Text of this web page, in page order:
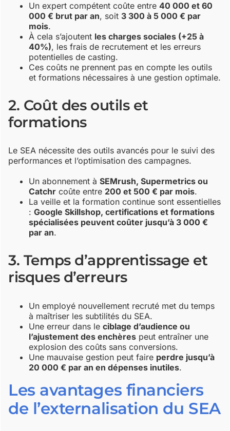
Un expert compétent coûte entre40 000 et 60
000 € brut par an, soit 3 300 à 5 000 € par
mois.
À cela s’ajoutent les charges sociales (+25 à
40%), les frais de recrutement et les erreurs
potentielles de casting.
Ces coûts ne prennent pas en compte les outils
et formations nécessaires à une gestion optimale.
2. Coût des outils et
formations
Le SEA nécessite des outils avancés pour le suivi des
performances et l’optimisation des campagnes.
Un abonnement àSEMrush, Supermetrics ou
Catchr coûte entre 200 et 500 € par mois.
La veille et la formation continue sont essentielles
:Google Skillshop, certifications et formations
spécialisées peuvent coûter jusqu’à 3 000 €
par an.
3. Temps d’apprentissage et
risques d’erreurs
Un employé nouvellement recruté met du temps
à maîtriser les subtilités du SEA.
Une erreur dans leciblage d’audience ou
l’ajustement des enchères peut entraîner une
explosion des coûts sans conversions.
Une mauvaise gestion peut faire perdre jusqu’à
20 000 € par an en dépenses inutiles.
Les avantages financiers
de l’externalisation du SEA